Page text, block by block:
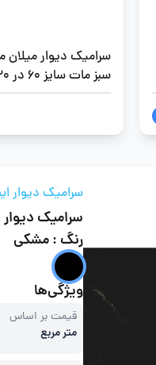
سرامیک دیوار
سبز مات سایز 60 در 120
سرامیک دیوار ایفا
سرامیک دیوار
رنگ : مشکی
ویژگی‌ها
قیمت بر اساس
متر مربع